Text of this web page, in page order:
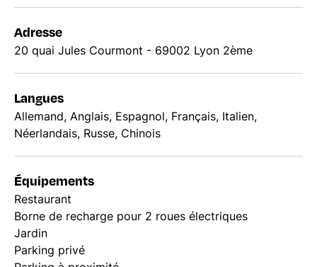
Adresse
20 quai Jules Courmont - 69002 Lyon 2ème
Langues
Allemand, Anglais, Espagnol, Français, Italien,
Néerlandais, Russe, Chinois
Équipements
Restaurant
Borne de recharge pour 2 roues électriques
Jardin
Parking privé